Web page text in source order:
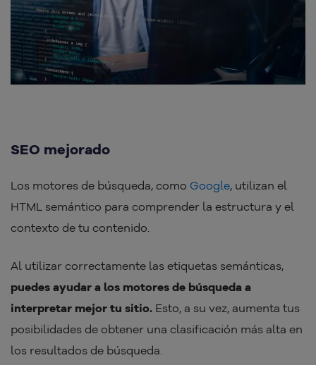
SEO mejorado
Los motores de búsqueda, como Google, utilizan el
HTML semántico para comprender la estructura y el
contexto de tu contenido.
Al utilizar correctamente las etiquetas semánticas,
puedes ayudar a los motores de búsqueda a
interpretar mejor tu sitio. Esto, a su vez, aumenta tus
posibilidades de obtener una clasificación más alta en
los resultados de búsqueda.